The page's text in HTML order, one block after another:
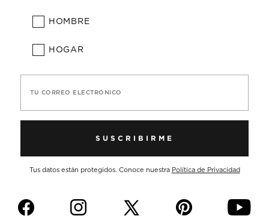
HOMBRE
HOGAR
TU CORREO ELECTRÓNICO
SUSCRIBIRME
Tus datos están protegidos. Conoce nuestra Política de Privacidad
f i p y